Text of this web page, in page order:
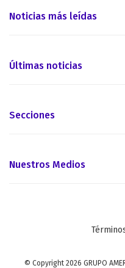
Noticias más leídas
Últimas noticias
Secciones
Nuestros Medios
© Copyright 2026 GRUPO